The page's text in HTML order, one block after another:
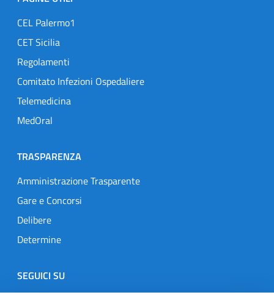
CEL Palermo1
CET Sicilia
Regolamenti
Comitato Infezioni Ospedaliere
Telemedicina
MedOral
TRASPARENZA
Amministrazione Trasparente
Gare e Concorsi
Delibere
Determine
SEGUICI SU